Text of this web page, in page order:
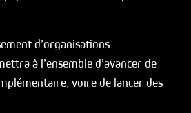
d’organisations
à l’ensemble d’avancer de
voire de lancer des